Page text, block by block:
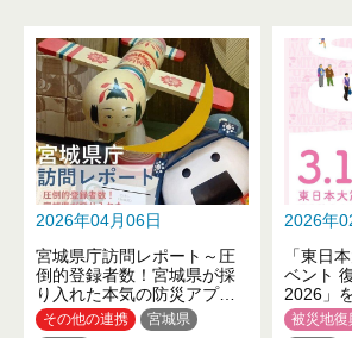
佐賀県
長崎県
熊本県
大分県
2026年04月06日
宮城県庁訪問レポート～圧
倒的登録者数！宮城県が採
り入れた本気の防災アプリ
とは？～
その他の連携
宮城県
2026年
「東日
ベント
2026」
被災地復